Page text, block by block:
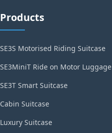
Products
SE3S Motorised Riding Suitcase
SE3MiniT Ride on Motor Luggage
SE3T Smart Suitcase
Cabin Suitcase
Luxury Suitcase